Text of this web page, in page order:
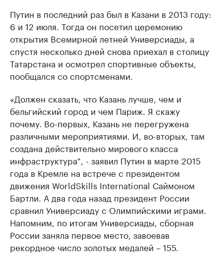
Путин в последний раз был в Казани в 2013 году:
6 и 12 июля. Тогда он посетил церемонию
открытия Всемирной летней Универсиады, а
спустя несколько дней снова приехал в столицу
Татарстана и осмотрел спортивные объекты,
пообщался со спортсменами.
«Должен сказать, что Казань лучше, чем и
бельгийский город и чем Париж. Я скажу
почему. Во-первых, Казань не перегружена
различными мероприятиями. И, во-вторых, там
создана действительно мирового класса
инфраструктура", - заявил Путин в марте 2015
года в Кремле на встрече с президентом
движения WorldSkills International Саймоном
Бартли. А два года назад президент России
сравнил Универсиаду с Олимпийскими играми.
Напомним, по итогам Универсиады, сборная
России заняла первое место, завоевав
рекордное число золотых медалей – 155.